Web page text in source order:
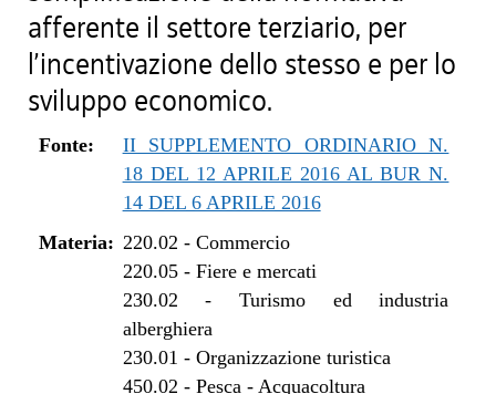
afferente il settore terziario, per
l’incentivazione dello stesso e per lo
sviluppo economico.
Fonte:
II SUPPLEMENTO ORDINARIO N.
18 DEL 12 APRILE 2016 AL BUR N.
14 DEL 6 APRILE 2016
Materia: 220.02 - Commercio
220.05- Fiere e mercati
230.02 -Turismo ed industria
alberghiera
230.01 - Organizzazione turistica
450.02 - Pesca - Acquacoltura